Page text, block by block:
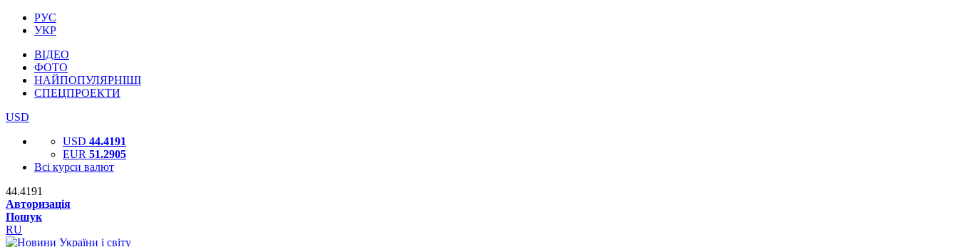
РУС
УКР
ВІДЕО
ФОТО
НАЙПОПУЛЯРНІШІ
СПЕЦПРОЕКТИ
USD
USD 44.4191
EUR 51.2905
Всі курси валют
44.4191
Авторизація
Пошук
RU